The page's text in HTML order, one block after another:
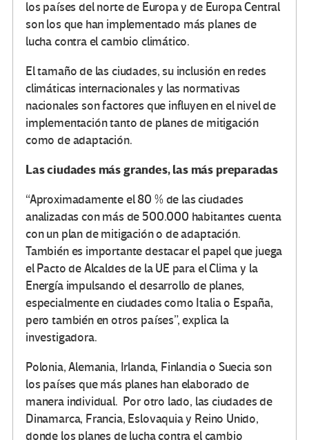
los países del norte de Europa y de Europa Central
son los que han implementado más planes de
lucha contra el cambio climático.
El tamaño de las ciudades, su inclusión en redes
climáticas internacionales y las normativas
nacionales son factores que influyen en el nivel de
implementación tanto de planes de mitigación
como de adaptación.
Las ciudades más grandes, las más preparadas
“Aproximadamente el 80 % de las ciudades
analizadas con más de 500.000 habitantes cuenta
con un plan de mitigación o de adaptación.
También es importante destacar el papel que juega
el Pacto de Alcaldes de la UE para el Clima y la
Energía impulsando el desarrollo de planes,
especialmente en ciudades como Italia o España,
pero también en otros países”, explica la
investigadora.
Polonia, Alemania, Irlanda, Finlandia o Suecia son
los países que más planes han elaborado de
manera individual. Por otro lado, las ciudades de
Dinamarca, Francia, Eslovaquia y Reino Unido,
donde los planes de lucha contra el cambio